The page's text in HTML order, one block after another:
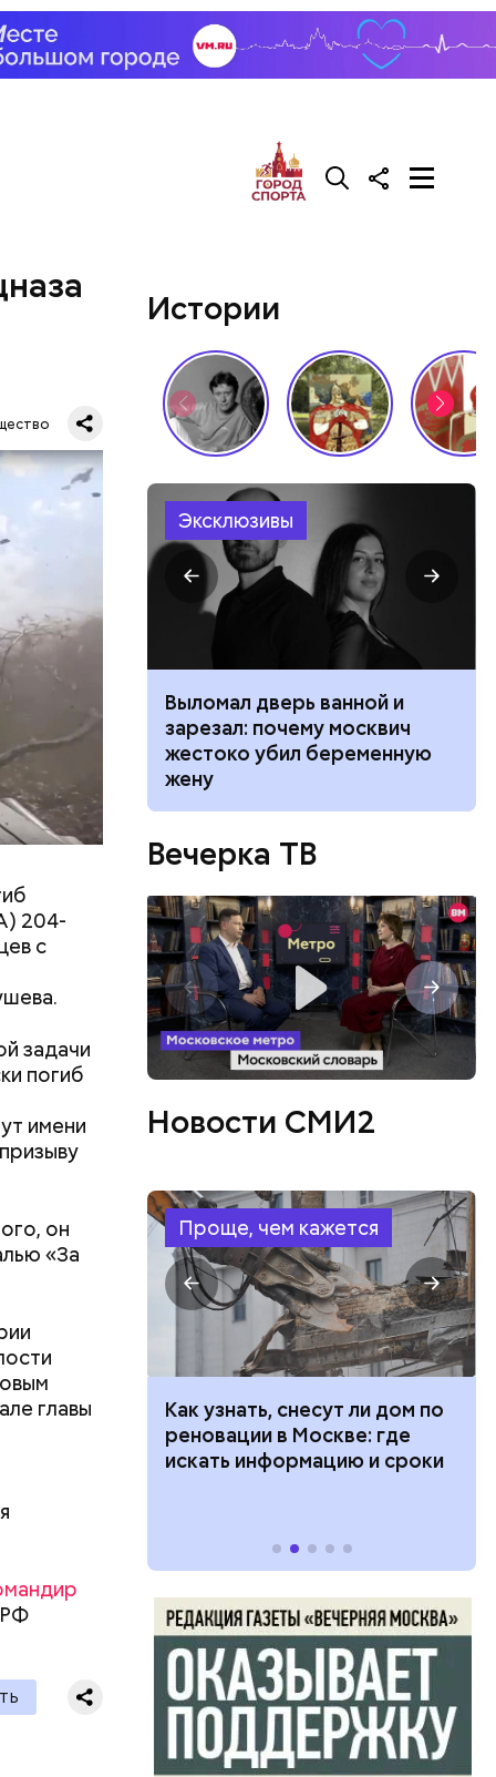
204-
с
задачи
погиб
имени
он
«За
главы
РФ
и
Истории
Эксклюзивы
в
Выломал дверь ванной и
зарезал: почему москвич
жестоко убил беременную
жену
Вечерка ТВ
Новости СМИ2
Проще, чем кажется
тысяч
нужны
Как узнать, снесут ли дом по
реновации в Москве: где
искать информацию и сроки